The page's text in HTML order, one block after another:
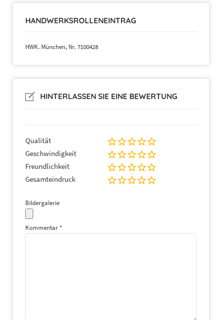
HANDWERKSROLLENEINTRAG
HWK. München, Nr. 7100428
HINTERLASSEN SIE EINE BEWERTUNG
Qualität
Geschwindigkeit
Freundlichkeit
Gesamteindruck
Bildergalerie
Kommentar *